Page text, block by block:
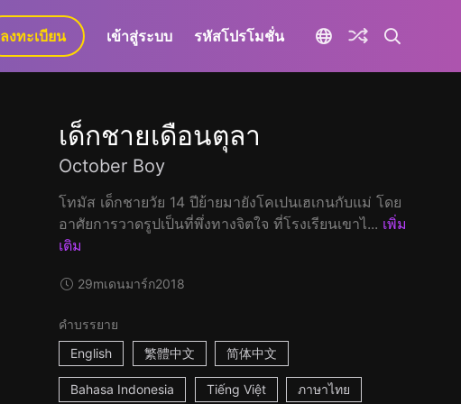
GaLa+
ลงทะเบียน เข้าสู่ระบบ รหัสโปรโมชั่น
เด็กชายเดือนตุลา
October Boy
โทมัส เด็กชายวัย 14 ปีย้ายมายังโคเปนเฮเกนกับแม่ โดย
อาศัยการวาดรูปเป็นที่พึ่งทางจิตใจ ที่โรงเรียนเขาไ... เพิ่ม
เติม
29mเดนมาร์ก2018
คำบรรยาย
English
繁體中文 简体中文
Bahasa Indonesia Tiếng Việt ภาษาไทย